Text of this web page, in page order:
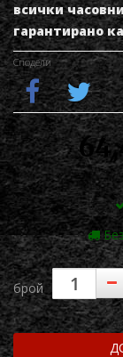
всички
гарантирано
Сподели
брой